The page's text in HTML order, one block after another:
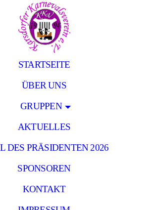
STARTSEITE
ÜBER UNS
GRUPPEN
AKTUELLES
DES PRÄSIDENTEN 2026
SPONSOREN
KONTAKT